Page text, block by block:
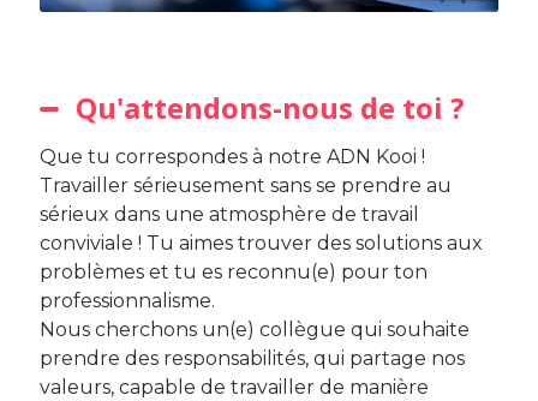
Qu'attendons-nous de toi ?
Que tu correspondes à notre ADN Kooi !
Travailler sérieusement sans se prendre au
sérieux dans une atmosphère de travail
conviviale ! Tu aimes trouver des solutions aux
problèmes et tu es reconnu(e) pour ton
professionnalisme.
Nous cherchons un(e) collègue qui souhaite
prendre des responsabilités, qui partage nos
valeurs, capable de travailler de manière